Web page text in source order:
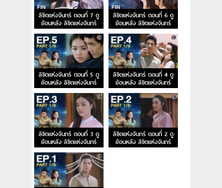
ลิขิตแห่งจันทร์ ตอนที่ 7 ดู
ย้อนหลัง ลิขิตแห่งจันทร์
EP.7
ลิขิตแห่งจันทร์ ตอนที่ 6 ดู
ย้อนหลัง ลิขิตแห่งจันทร์
EP.6
ลิขิตแห่งจันทร์ ตอนที่ 5 ดู
ย้อนหลัง ลิขิตแห่งจันทร์
EP.5
ลิขิตแห่งจันทร์ ตอนที่ 4 ดู
ย้อนหลัง ลิขิตแห่งจันทร์
EP.4
ลิขิตแห่งจันทร์ ตอนที่ 3 ดู
ย้อนหลัง ลิขิตแห่งจันทร์
EP.3
ลิขิตแห่งจันทร์ ตอนที่ 2 ดู
ย้อนหลัง ลิขิตแห่งจันทร์
EP.2